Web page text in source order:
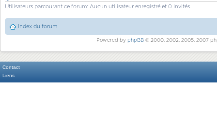
Utilisateurs parcourant ce forum: Aucun utilisateur enregistré et 0 invités
Index du forum
Powered by phpBB© 2000, 2002, 2005, 2007
Contact
Liens